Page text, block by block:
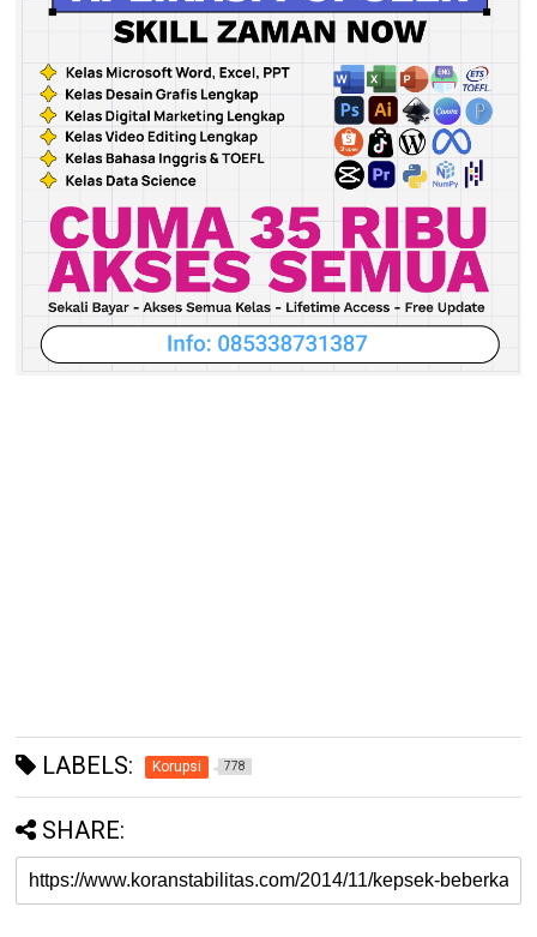
LABELS: Korupsi 778
SHARE: